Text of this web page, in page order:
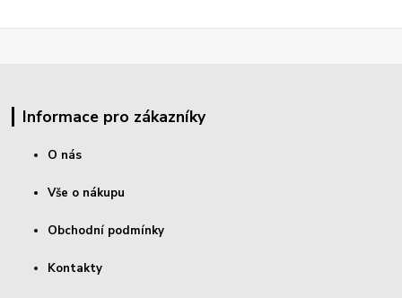
Informace pro zákazníky
O nás
Vše o nákupu
Obchodní podmínky
Kontakty